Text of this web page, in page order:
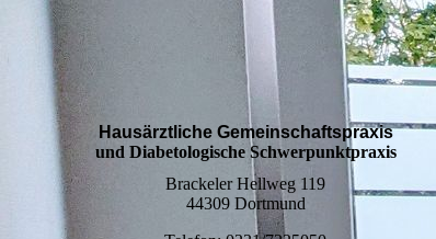
Hausärztliche Gemeinschaftspraxis
und Diabetologische Schwerpunktpraxis
Brackeler Hellweg 119
44309 Dortmund